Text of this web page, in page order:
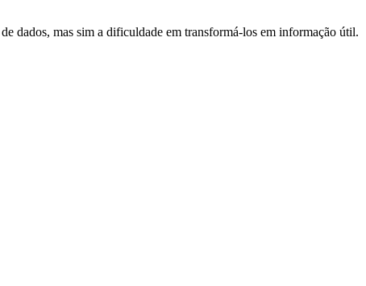
dados, mas sim a dificuldade em transformá-los em informação útil.